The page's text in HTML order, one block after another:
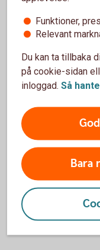
För att se
Funktioner,
Relevant
Du kan ta tillbaka
på cookie-sidan
inloggad. Så
Bara